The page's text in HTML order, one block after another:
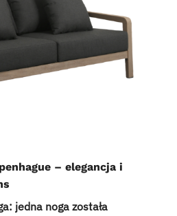
– elegancja i
jedna noga została